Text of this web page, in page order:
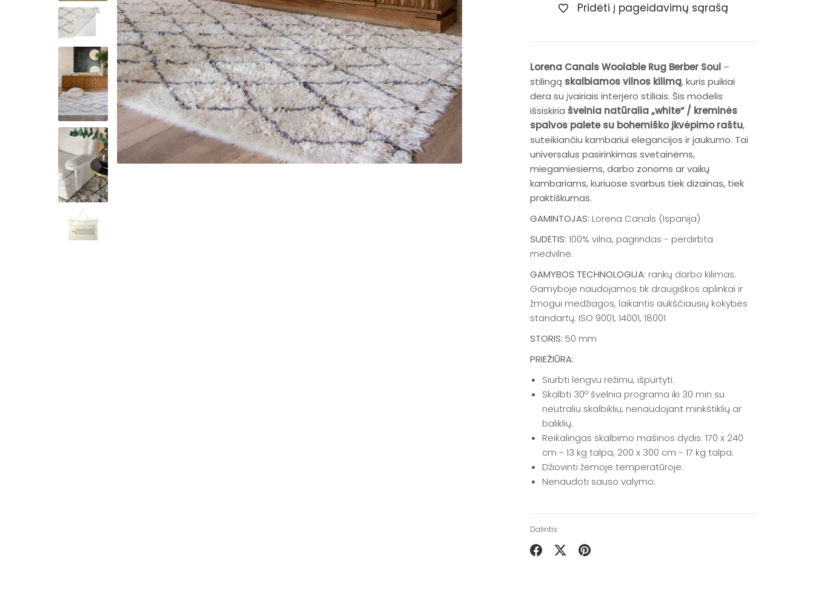
Pridėti į pageidavimų sąrašą
Lorena Canals Woolable Rug Berber Soul –
stilingą skalbiamos vilnos kilimą, kuris puikiai
dera su įvairiais interjero stiliais. Šis modelis
išsiskiria švelnia natūralia „white“ / kreminės
spalvos palete su bohemiško įkvėpimo raštu,
suteikiančiu kambariui elegancijos ir jaukumo. Tai
universalus pasirinkimas svetainėms,
miegamiesiems, darbo zonoms ar vaikų
kambariams, kuriuose svarbus tiek dizainas, tiek
praktiškumas.
GAMINTOJAS: Lorena Canals (Ispanija)
SUDĖTIS: 100% vilna, pagrindas - perdirbta
medvilnė.
GAMYBOS TECHNOLOGIJA: rankų darbo kilimas.
Gamyboje naudojamos tik draugiškos aplinkai ir
žmogui medžiagos, laikantis aukščiausių kokybės
standartų: ISO 9001, 14001, 18001
STORIS: 50 mm
PRIEŽIŪRA:
Siurbti lengvu rėžimu, išpurtyti.
Skalbti 30º švelnia programa iki 30 min su
neutraliu skalbikliu, nenaudojant minkštiklių ar
baliklių.
Reikalingas skalbimo mašinos dydis: 170 x 240
cm - 13 kg talpa, 200 x 300 cm - 17 kg talpa.
Džiovinti žemoje temperatūroje.
Nenaudoti sauso valymo.
Dalintis